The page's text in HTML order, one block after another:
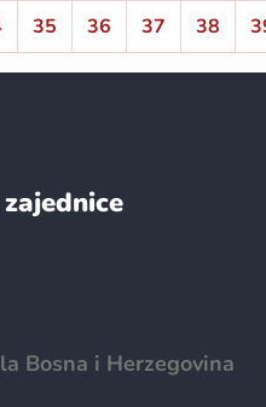
35 36 37 38
Bosna i Herzegovina